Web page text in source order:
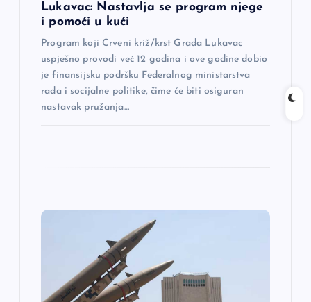
Lukavac: Nastavlja se program njege
i pomoći u kući
Program koji Crveni križ/krst Grada Lukavac
uspješno provodi već 12 godina i ove godine dobio
je finansijsku podršku Federalnog ministarstva
rada i socijalne politike, čime će biti osiguran
nastavak pružanja…